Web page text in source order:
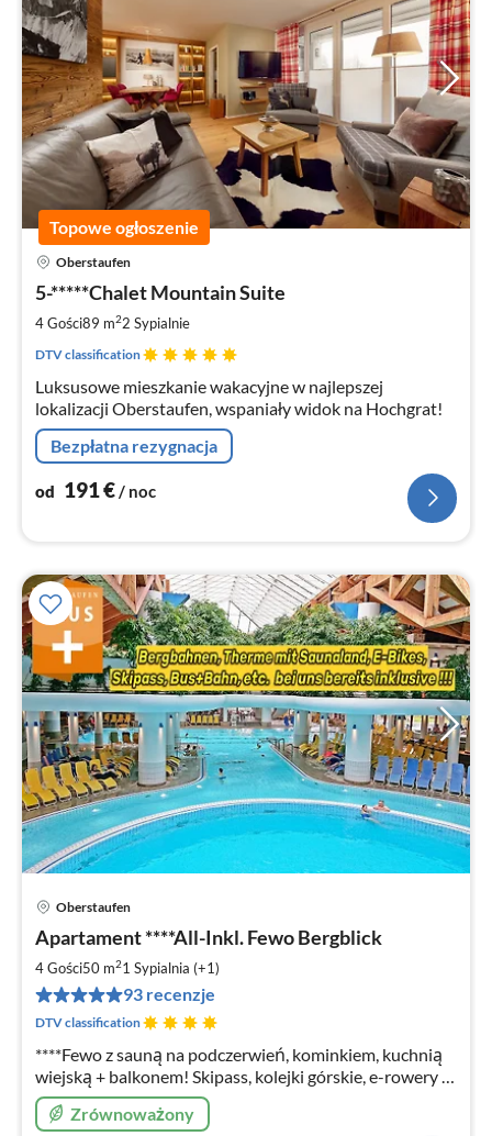
Topowe ogłoszenie
Oberstaufen
5-*****Chalet Mountain Suite
4 Gości89 m22 Sypialnie
DTV classification
Luksusowe mieszkanie wakacyjne w najlepszej
lokalizacji Oberstaufen, wspaniały widok na Hochgrat!
Bezpłatna rezygnacja
od 191€/ noc
Oberstaufen
Apartament ****All-Inkl. Fewo Bergblick
4 Gości50 m21 Sypialnia (+1)
93 recenzje
DTV classification
****Fewo z sauną na podczerwień, kominkiem, kuchnią
wiejską + balkonem! Skipass, kolejki górskie, e-rowery i
termy gratis
Zrównoważony